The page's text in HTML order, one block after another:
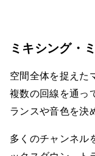
ミキシング・
空間全体を捉えた
複数の回線を通っ
ランスや音色を決
多くのチャンネル